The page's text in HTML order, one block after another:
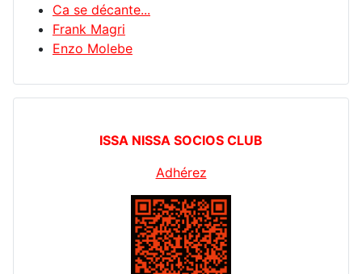
Ca se décante...
Frank Magri
Enzo Molebe
ISSA NISSA SOCIOS CLUB
Adhérez